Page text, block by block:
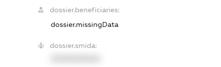
dossier.beneficiaries:
dossier.missingData
dossier.smida: